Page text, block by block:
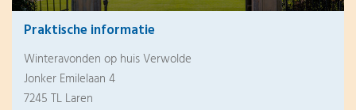
Praktische informatie
Winteravonden op huis Verwolde
Jonker Emilelaan 4
7245 TL Laren